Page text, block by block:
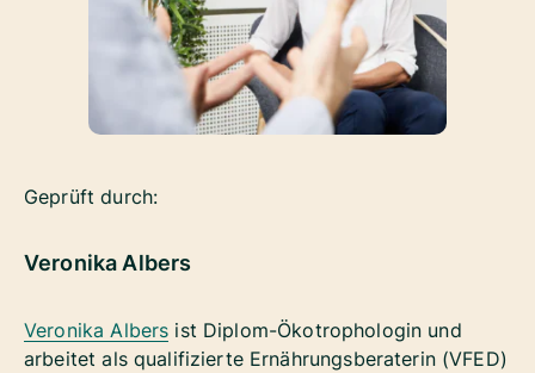
Geprüft durch:
Veronika Albers
Veronika Albers ist Diplom-Ökotrophologin und
arbeitet als qualifizierte Ernährungsberaterin (VFED)